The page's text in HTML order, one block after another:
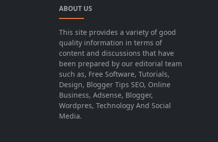
ABOUT US
This site provides a variety of good
quality information in terms of
content and discussions that have
been prepared by our editorial team
such as, Free Software, Tutorials,
Design, Blogger Tips SEO, Online
Business, Adsense, Blogger,
Wordpres, Technology And Social
Media.